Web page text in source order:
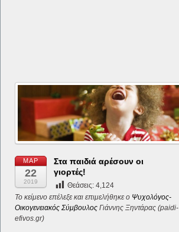
ΜΑΡ
22
2019
Στα παιδιά αρέσουν οι
γιορτές!
Θεάσεις: 4,124
Το κείμενο επέλεξε και επιμελήθηκε ο Ψυχολόγος-
Οικογενειακός Σύμβουλος Γιάννης Ξηντάρας (paidi-
efivos.gr)